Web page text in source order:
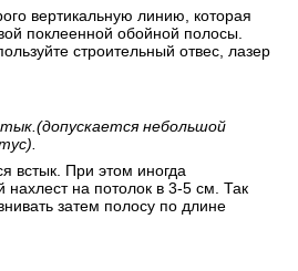
вертикальную линию, которая
поклеенной обойной полосы.
строительный отвес, лазер
небольшой
встык. При этом иногда
нахлест на потолок в 3-5 см. Так
затем полосу по длине